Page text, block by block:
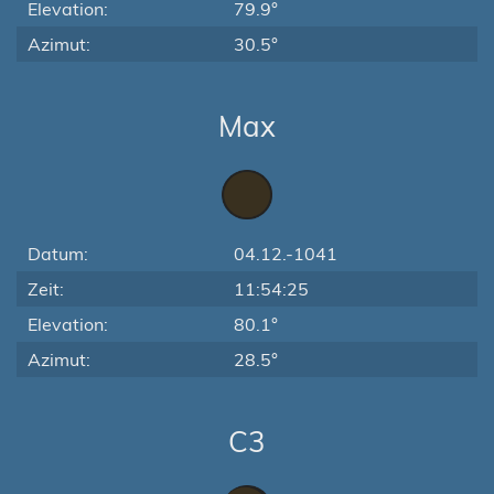
Elevation:
79.9°
Azimut:
30.5°
Max
Datum:
04.12.-1041
Zeit:
11:54:25
Elevation:
80.1°
Azimut:
28.5°
C3